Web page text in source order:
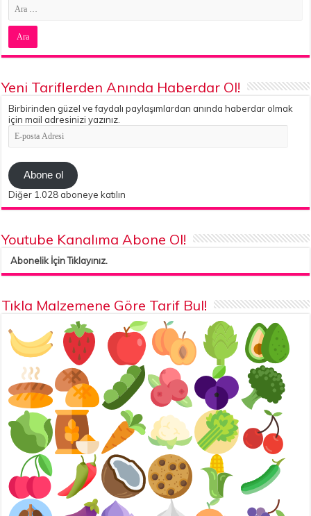
Yeni Tariflerden Anında Haberdar Ol!
Birbirinden güzel ve faydalı paylaşımlardan anında haberdar olmak
için mail adresinizi yazınız.
E-
posta
Abone ol
Diğer 1.028 aboneye katılın
Youtube Kanalıma Abone Ol!
Abonelik İçin Tıklayınız.
Tıkla Malzemene Göre Tarif Bul!